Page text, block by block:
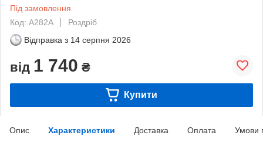
Під замовлення
Код: A282A
Роздріб
Відправка з 14 серпня 2026
від 1 740 ₴
Купити
Опис Характеристики Доставка Оплата Умови